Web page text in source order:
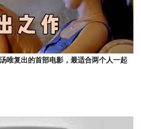
唯复出的首部电影，最适合两个人一起